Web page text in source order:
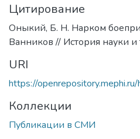
Цитирование
Оныкий, Б. Н. Нарком
Ванников // История науки
URI
https://
Коллекции
Публикации в СМИ